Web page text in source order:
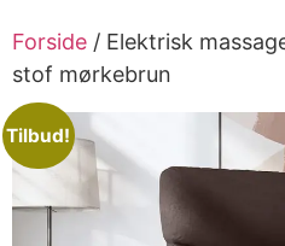
Forside / Elektrisk
stof mørkebrun
Tilbud!